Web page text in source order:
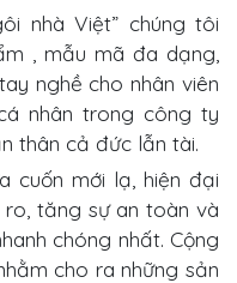
nhà Việt” chúng tôi
, mẫu mã đa dạng,
nghề cho nhân viên
nhân trong công ty
thân cả đức lẫn tài.
cuốn mới lạ, hiện đại
ro, tăng sự an toàn và
chóng nhất. Cộng
cho ra những sản